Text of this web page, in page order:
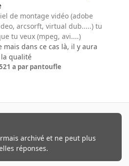
de montage vidéo (adobe
arcsorft, virtual dub.....) tu
tu veux (mpeg, avi....)
dans ce cas là, il y aura
qualité
21 a par pantoufle
archivé et ne peut plus
réponses.